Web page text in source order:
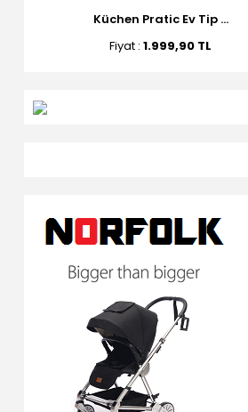
Küchen Pratic Ev Tip ...
Fiyat :1.999,90 TL